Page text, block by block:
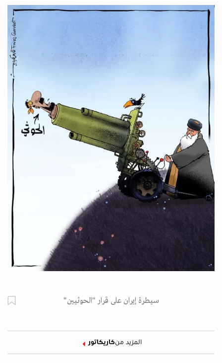
سيطرة إيران على قرار "الحوثيين"
المزيد منكاريكاتور